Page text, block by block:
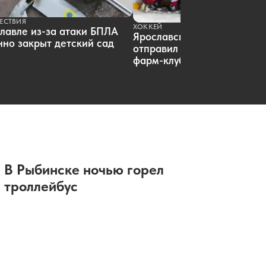
из-за атаки БПЛА
закрыт детский сад
ХОККЕЙ
Ярославский «Локомотив»
отправил пятерых
фарм-клуб
В Рыбинске ночью горел
троллейбус